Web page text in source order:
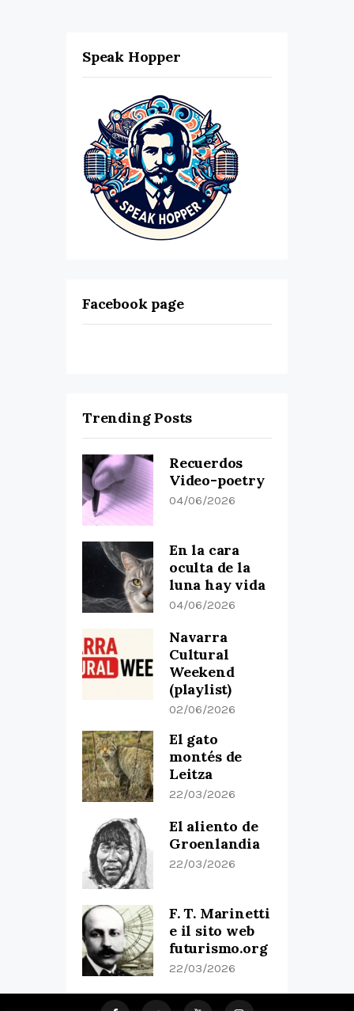
Speak Hopper
Facebook page
Trending Posts
Recuerdos
Video-poetry
04/06/2026
En la cara
oculta de la
luna hay vida
04/06/2026
Navarra
Cultural
Weekend
(playlist)
02/06/2026
El gato
montés de
Leitza
22/03/2026
El aliento de
Groenlandia
22/03/2026
F. T. Marinetti
e il sito web
futurismo.org
22/03/2026